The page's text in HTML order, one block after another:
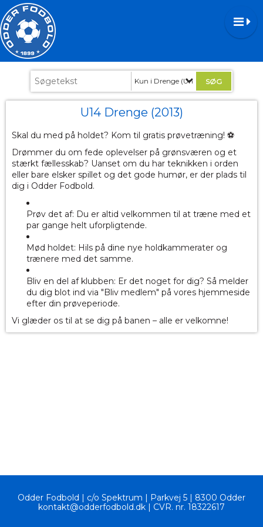
Kun i Drenge (Ungdom)
U14 Drenge (2013)
Skal du med på holdet? Kom til gratis prøvetræning! ⚽️
Drømmer du om fede oplevelser på grønsværen og et
stærkt fællesskab? Uanset om du har teknikken i orden
eller bare elsker spillet og det gode humør, er der plads til
dig i Odder Fodbold.
Prøv det af: Du er altid velkommen til at træne med et
par gange helt uforpligtende.
Mød holdet: Hils på dine nye holdkammerater og
trænere med det samme.
Bliv en del af klubben: Er det noget for dig? Så melder
du dig blot ind via "Bliv medlem" på vores hjemmeside
efter din prøveperiode.
Vi glæder os til at se dig på banen – alle er velkomne!
Odder Fodbold | c/o Spektrum | Parkvej 5 | 8300 Odder
kontakt@odderfodbold.dk | CVR. nr. 18322617